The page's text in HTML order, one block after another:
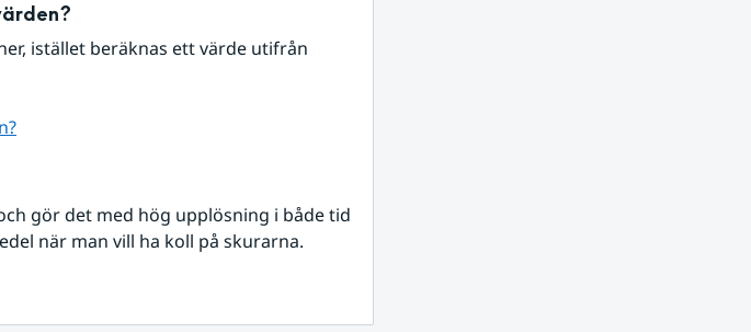
istället beräknas ett värde utifrån
gör det med hög upplösning i både tid
när man vill ha koll på skurarna.